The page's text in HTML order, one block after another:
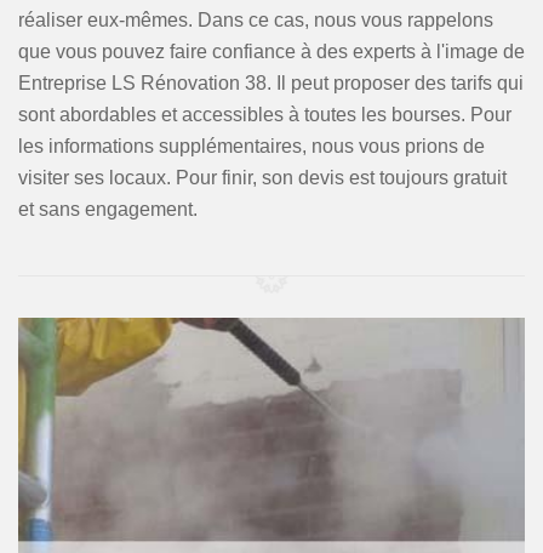
réaliser eux-mêmes. Dans ce cas, nous vous rappelons
que vous pouvez faire confiance à des experts à l'image de
Entreprise LS Rénovation 38. Il peut proposer des tarifs qui
sont abordables et accessibles à toutes les bourses. Pour
les informations supplémentaires, nous vous prions de
visiter ses locaux. Pour finir, son devis est toujours gratuit
et sans engagement.